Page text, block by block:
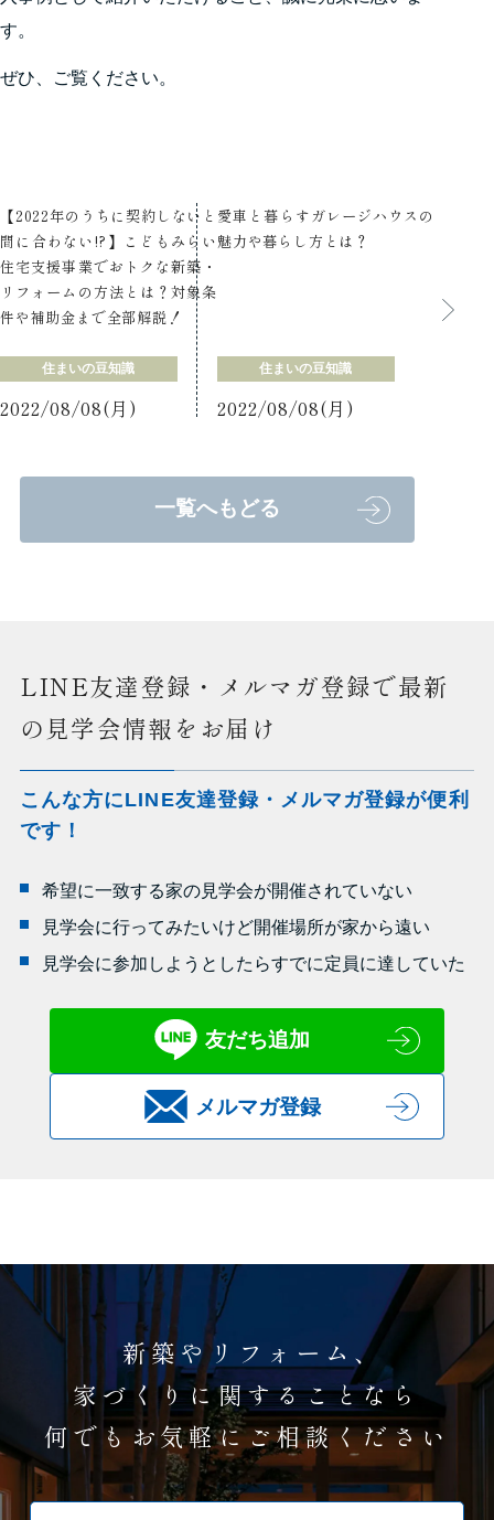
す。
ぜひ、ご覧ください。
【2022年のうちに契約しないと
間に合わない!?】こどもみらい
住宅支援事業でおトクな新築・
リフォームの方法とは？対象条
件や補助金まで全部解説！
住まいの豆知識
2022/08/08(月)
愛車と暮らすガレージハウスの
魅力や暮らし方とは？
住まいの豆知識
2022/08/08(月)
一覧へもどる
LINE友達登録・メルマガ登録で最新
の見学会情報をお届け
こんな方にLINE友達登録・メルマガ登録が便利
です！
希望に一致する家の見学会が開催されていない
見学会に行ってみたいけど開催場所が家から遠い
見学会に参加しようとしたらすでに定員に達していた
友だち追加
メルマガ登録
新築やリフォーム、
家づくりに関することなら
何でもお気軽にご相談ください